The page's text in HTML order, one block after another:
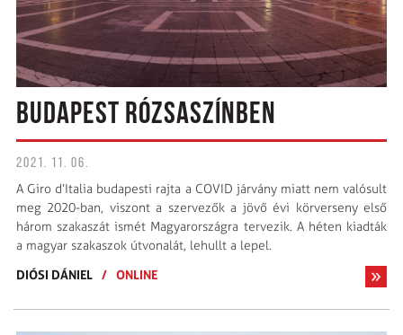
BUDAPEST RÓZSASZÍNBEN
2021. 11. 06.
A Giro d’Italia budapesti rajta a COVID járvány miatt nem valósult
meg 2020-ban, viszont a szervezők a jövő évi körverseny első
három szakaszát ismét Magyarországra tervezik. A héten kiadták
a magyar szakaszok útvonalát, lehullt a lepel.
DIÓSI DÁNIEL / ONLINE